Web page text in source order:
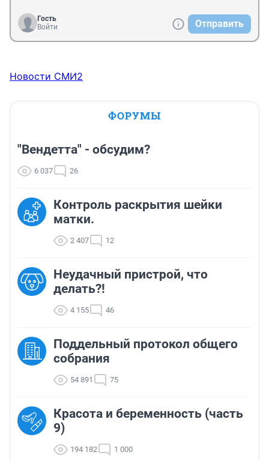
Гость
Войти
Отправить
Новости СМИ2
ФОРУМЫ
"Вендетта" - обсудим?
6 037 26
Контроль раскрытия шейки
матки.
2 407 12
Неудачный пристрой, что
делать?!
4 155 46
Поддельный протокол общего
собрания
54 891 75
Красота и беременность (часть
9)
194 182 1 000